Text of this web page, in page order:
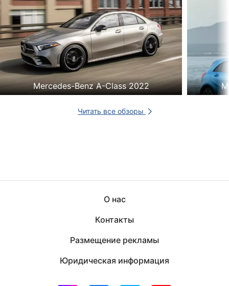
Mercedes-Benz A-Class 2022
Читать все обзоры
О нас
Контакты
Размещение рекламы
Юридическая информация